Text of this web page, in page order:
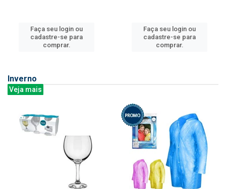
Faça seu login ou
cadastre-se para
comprar.
Faça seu login ou
cadastre-se para
comprar.
Inverno
Veja mais